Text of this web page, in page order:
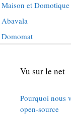
Maison et Domotique
Abavala
Domomat
Vu sur le net
Pourquoi nous
open-source